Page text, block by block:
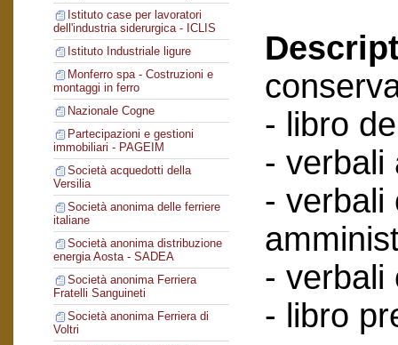
Istituto case per lavoratori
dell'industria siderurgica - ICLIS
Istituto Industriale ligure
Monferro spa - Costruzioni e
montaggi in ferro
Nazionale Cogne
Partecipazioni e gestioni
immobiliari - PAGEIM
Società acquedotti della
Versilia
Società anonima delle ferriere
italiane
Società anonima distribuzione
energia Aosta - SADEA
Società anonima Ferriera
Fratelli Sanguineti
Società anonima Ferriera di
Voltri
- libro
- verbali
- verbali
- verbali
- libro